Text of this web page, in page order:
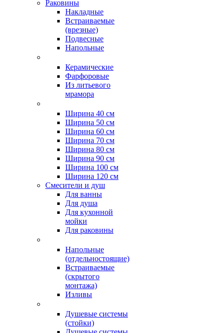
Раковины
Накладные
Встраиваемые
(врезные)
Подвесные
Напольные
Керамические
Фарфоровые
Из литьевого
мрамора
Ширина 40 см
Ширина 50 см
Ширина 60 см
Ширина 70 см
Ширина 80 см
Ширина 90 см
Ширина 100 см
Ширина 120 см
Смесители и душ
Для ванны
Для душа
Для кухонной
мойки
Для раковины
Напольные
(отдельностоящие)
Встраиваемые
(скрытого
монтажа)
Изливы
Душевые системы
(стойки)